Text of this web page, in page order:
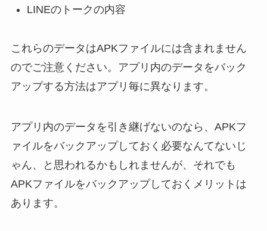
LINEのトークの内容
これらのデータはAPKファイルには含まれません
のでご注意ください。アプリ内のデータをバック
アップする方法はアプリ毎に異なります。
アプリ内のデータを引き継げないのなら、APKフ
ァイルをバックアップしておく必要なんてないじ
ゃん、と思われるかもしれませんが、それでも
APKファイルをバックアップしておくメリットは
あります。